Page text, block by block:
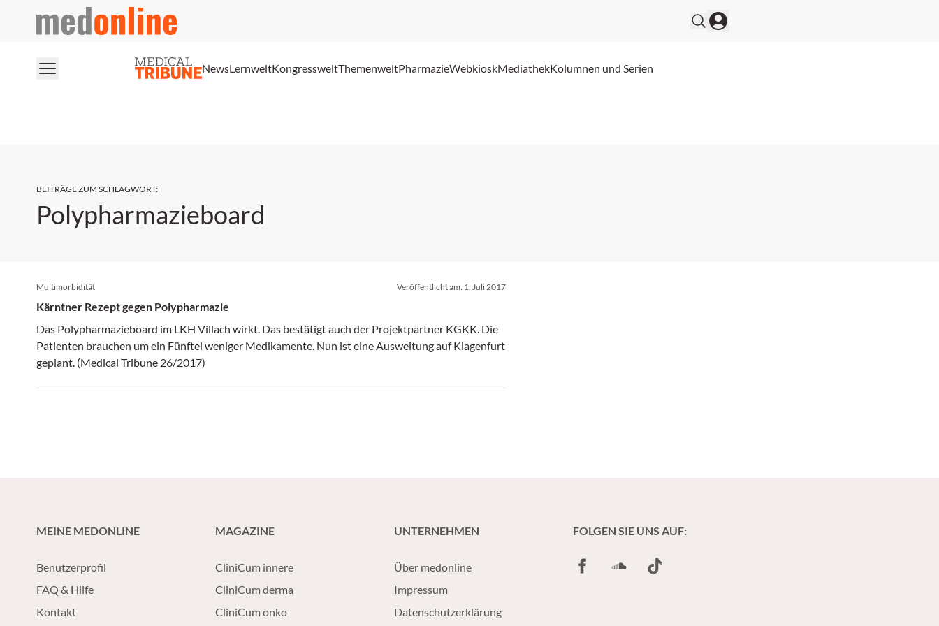
medonline
NewsLernweltKongressweltThemenweltPharmazieWebkioskMediathekKolumnen und Serien
BEITRÄGE ZUM SCHLAGWORT:
Polypharmazieboard
Multimorbidität Veröffentlicht am: 1. Juli 2017
Kärntner Rezept gegen Polypharmazie
Das Polypharmazieboard im LKH Villach wirkt. Das bestätigt auch der Projektpartner KGKK. Die
Patienten brauchen um ein Fünftel weniger Medikamente. Nun ist eine Ausweitung auf Klagenfurt
geplant. (Medical Tribune 26/2017)
MEINE MEDONLINE
Benutzerprofil
FAQ & Hilfe
Kontakt
MAGAZINE
CliniCum innere
CliniCum derma
CliniCum onko
UNTERNEHMEN
Über medonline
Impressum
Datenschutzerklärung
FOLGEN SIE UNS AUF:
FacebookSoundCloud
TikTok